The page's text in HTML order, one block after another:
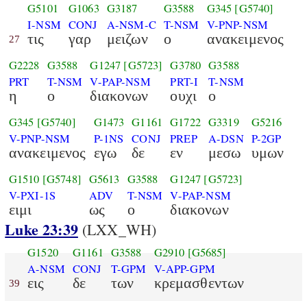
27
G5101
I-NSM
τις
G1063
CONJ
γαρ
G3187
A-NSM-C
μειζων
G3588
T-NSM
ο
G345 [G5740]
V-PNP-NSM
ανακειμενος
G2228
PRT
η
G3588
T-NSM
ο
G1247 [G5723]
V-PAP-NSM
διακονων
G3780
PRT-I
ουχι
G3588
T-NSM
ο
G345 [G5740]
V-PNP-NSM
ανακειμενος
G1473
P-1NS
εγω
G1161
CONJ
δε
G1722
PREP
εν
G3319
A-DSN
μεσω
G5216
P-2GP
υμων
G1510 [G5748]
V-PXI-1S
ειμι
G5613
ADV
ως
G3588
T-NSM
ο
G1247 [G5723]
V-PAP-NSM
διακονων
Luke 23:39(LXX_WH)
39
G1520
A-NSM
εις
G1161
CONJ
δε
G3588
T-GPM
των
G2910 [G5685]
V-APP-GPM
κρεμασθεντων